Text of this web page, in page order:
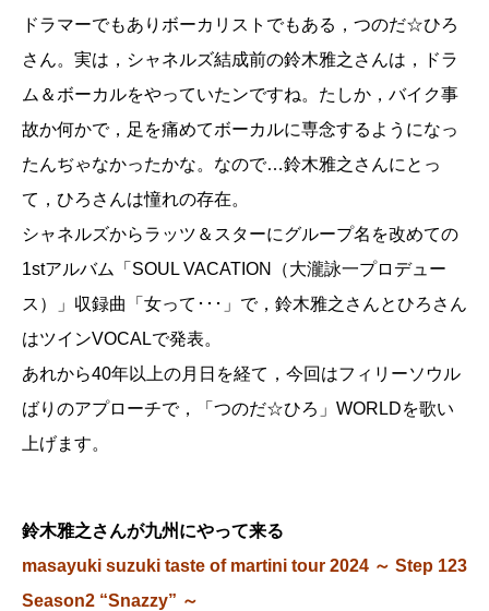
ドラマーでもありボーカリストでもある，つのだ☆ひろ
さん。実は，シャネルズ結成前の鈴木雅之さんは，ドラ
ム＆ボーカルをやっていたンですね。たしか，バイク事
故か何かで，足を痛めてボーカルに専念するようになっ
たんぢゃなかったかな。なので…鈴木雅之さんにとっ
て，ひろさんは憧れの存在。
シャネルズからラッツ＆スターにグループ名を改めての
1stアルバム「SOUL VACATION（大瀧詠一プロデュー
ス）」収録曲「女って･･･」で，鈴木雅之さんとひろさん
はツインVOCALで発表。
あれから40年以上の月日を経て，今回はフィリーソウル
ばりのアプローチで，「つのだ☆ひろ」WORLDを歌い
上げます。
鈴木雅之さんが九州にやって来る
masayuki suzuki taste of martini tour 2024 ～ Step 123
Season2 “Snazzy” ～